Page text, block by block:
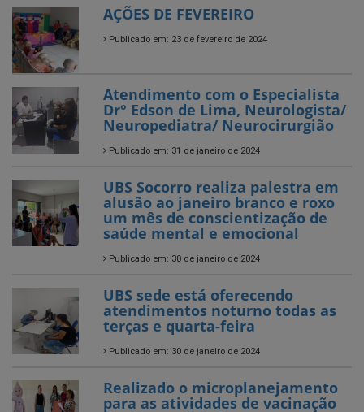
AÇÕES DE FEVEREIRO
Publicado em: 23 de fevereiro de 2024
Atendimento com o Especialista
Dr° Edson de Lima, Neurologista/
Neuropediatra/ Neurocirurgião
Publicado em: 31 de janeiro de 2024
UBS Socorro realiza palestra em
alusão ao janeiro branco e roxo
um mês de conscientização de
saúde mental e emocional
Publicado em: 30 de janeiro de 2024
UBS sede está oferecendo
atendimentos noturno todas as
terças e quarta-feira
Publicado em: 30 de janeiro de 2024
Realizado o microplanejamento
para as atividades de vacinação